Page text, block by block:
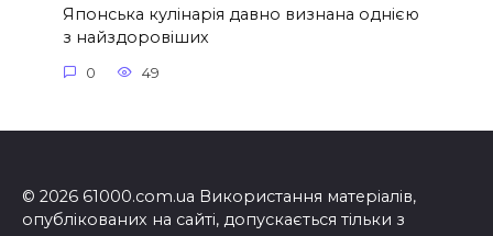
Японська кулінарія давно визнана однією
з найздоровіших
0 49
© 2026 61000.com.ua Використання матеріалів,
опублікованих на сайті, допускається тільки з